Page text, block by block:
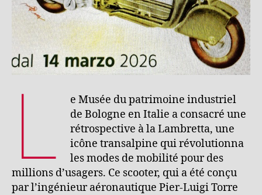
L
e Musée du patrimoine industriel
de Bologne en Italie a consacré une
rétrospective à la Lambretta, une
icône transalpine qui révolutionna
les modes de mobilité pour des
millions d’usagers. Ce scooter, qui a été conçu
par l’ingénieur aéronautique Pier-Luigi Torre